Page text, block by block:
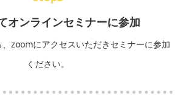
オンラインセミナーに参加
zoomにアクセスいただきセミナーに参加
ください。